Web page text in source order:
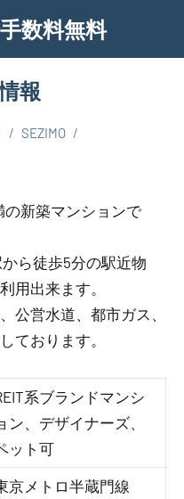
数料無料
報
SEZIMO
の新築マンションで
ら徒歩5分の駅近物
用出来ます。
公営水道、都市ガス、
ております。
系ブランドマンシ
ン、デザイナーズ、
ット可
京メトロ半蔵門線